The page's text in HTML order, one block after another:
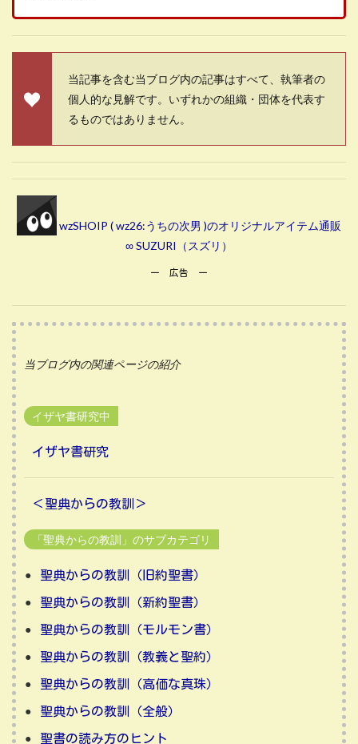
当記事を含む当ブログ内の記事はすべて、執筆者の
個人的な見解です。いずれかの組織・団体を代表す
るものではありません。
wzSHOIP ( wz26:うちの次男 )のオリジナルアイテム通販
∞ SUZURI（スズリ）
ー 広告 ー
当ブログ内の関連ページの紹介
イザヤ書研究中
イザヤ書研究
＜聖典からの教訓＞
「聖典からの教訓」のサブカテゴリ
聖典からの教訓（旧約聖書）
聖典からの教訓（新約聖書）
聖典からの教訓（モルモン書）
聖典からの教訓（教義と聖約）
聖典からの教訓（高価な真珠）
聖典からの教訓（全般）
聖書の読み方のヒント